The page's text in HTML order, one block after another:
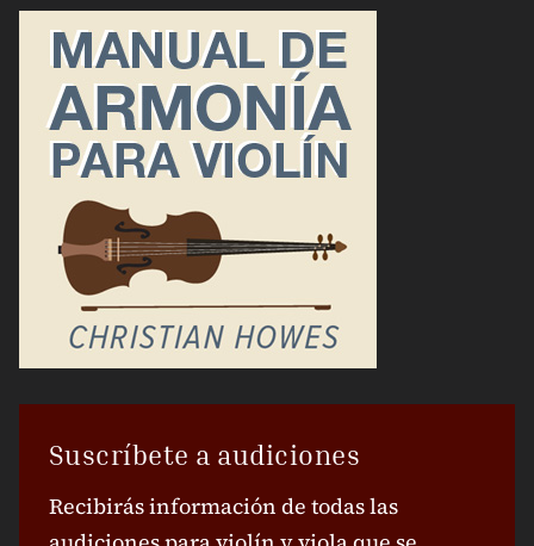
Suscríbete a audiciones
Recibirás información de todas las